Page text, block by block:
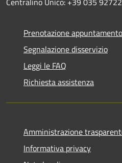
Prenotazione appuntamento
Segnalazione disservizio
Leggi le FAQ
Richiesta assistenza
Amministrazione
Informativa privacy